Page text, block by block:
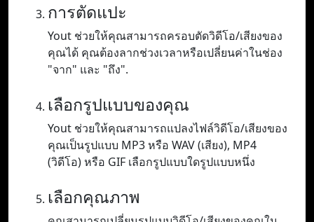
การตัดแปะ
Yout ช่วยให้คุณสามารถครอบตัดวิดีโอ/เสียงของ
คุณได้ คุณต้องลากช่วงเวลาหรือเปลี่ยนค่าในช่อง
"จาก" และ "ถึง".
เลือกรูปแบบของคุณ
Yout ช่วยให้คุณสามารถแปลงไฟล์วิดีโอ/เสียงของ
คุณเป็นรูปแบบ MP3 หรือ WAV (เสียง), MP4
(วิดีโอ) หรือ GIF เลือกรูปแบบใดรูปแบบหนึ่ง
เลือกคุณภาพ